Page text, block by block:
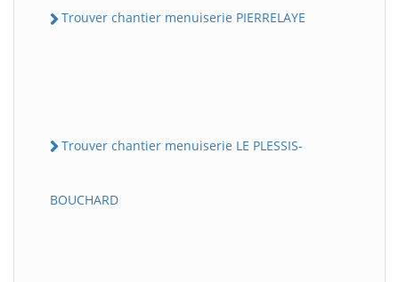
Trouver chantier menuiserie PIERRELAYE
Trouver chantier menuiserie LE PLESSIS-
BOUCHARD